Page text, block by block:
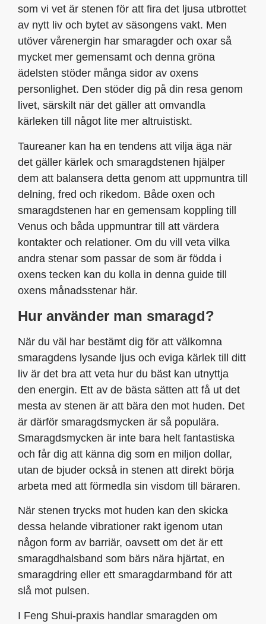
som vi vet är stenen för att fira det ljusa utbrottet
av nytt liv och bytet av säsongens vakt. Men
utöver vårenergin har smaragder och oxar så
mycket mer gemensamt och denna gröna
ädelsten stöder många sidor av oxens
personlighet. Den stöder dig på din resa genom
livet, särskilt när det gäller att omvandla
kärleken till något lite mer altruistiskt.
Taureaner kan ha en tendens att vilja äga när
det gäller kärlek och smaragdstenen hjälper
dem att balansera detta genom att uppmuntra till
delning, fred och rikedom. Både oxen och
smaragdstenen har en gemensam koppling till
Venus och båda uppmuntrar till att värdera
kontakter och relationer. Om du vill veta vilka
andra stenar som passar de som är födda i
oxens tecken kan du kolla in denna guide till
oxens månadsstenar här.
Hur använder man smaragd?
När du väl har bestämt dig för att välkomna
smaragdens lysande ljus och eviga kärlek till ditt
liv är det bra att veta hur du bäst kan utnyttja
den energin. Ett av de bästa sätten att få ut det
mesta av stenen är att bära den mot huden. Det
är därför smaragdsmycken är så populära.
Smaragdsmycken är inte bara helt fantastiska
och får dig att känna dig som en miljon dollar,
utan de bjuder också in stenen att direkt börja
arbeta med att förmedla sin visdom till bäraren.
När stenen trycks mot huden kan den skicka
dessa helande vibrationer rakt igenom utan
någon form av barriär, oavsett om det är ett
smaragdhalsband som bärs nära hjärtat, en
smaragdring eller ett smaragdarmband för att
slå mot pulsen.
I Feng Shui-praxis handlar smaragden om